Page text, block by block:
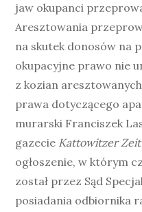
jaw okupanci
Aresztowania
na skutek donosów na
okupacyjne prawo nie
z kozian
prawa dotyczącego
murarski Franciszek
gazecie Kattowitzer
ogłoszenie, w którym
został przez Sąd
posiadania odbiornika